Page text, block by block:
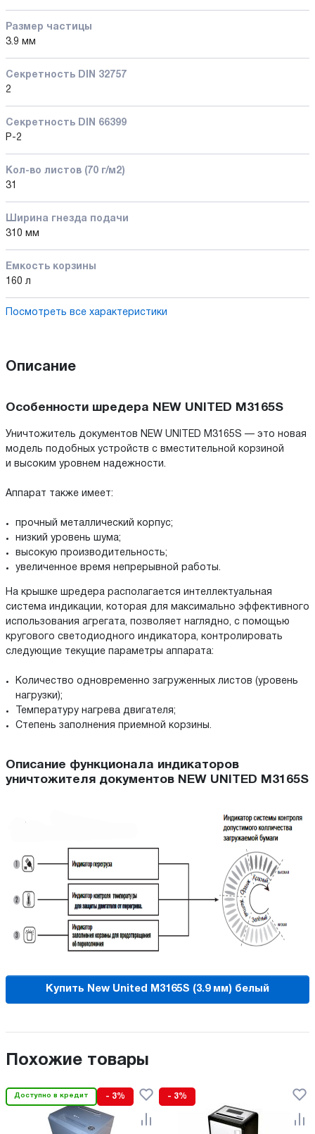
Размер частицы
3.9 мм
Секретность DIN 32757
2
Секретность DIN 66399
P-2
Кол-во листов (70 г/м2)
31
Ширина гнезда подачи
310 мм
Емкость корзины
160 л
Посмотреть все характеристики
Описание
Особенности шредера NEW UNITED M3165S
Уничтожитель документов NEW UNITED M3165S — это новая
модель подобных устройств с вместительной корзиной
и высоким уровнем надежности.
Аппарат также имеет:
прочный металлический корпус;
низкий уровень шума;
высокую производительность;
увеличенное время непрерывной работы.
На крышке шредера располагается интеллектуальная
система индикации, которая для максимально эффективного
использования агрегата, позволяет наглядно, с помощью
кругового светодиодного индикатора, контролировать
следующие текущие параметры аппарата:
Количество одновременно загруженных листов (уровень
нагрузки);
Температуру нагрева двигателя;
Степень заполнения приемной корзины.
Описание функционала индикаторов
уничтожителя документов NEW UNITED M3165S
Купить New United M3165S (3.9 мм) белый
Похожие товары
Доступно в кредит - 3% - 3%